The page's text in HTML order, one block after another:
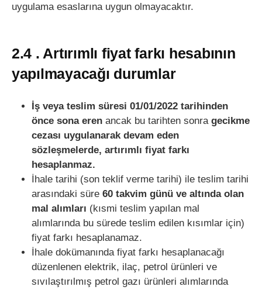
uygulama esaslarına uygun olmayacaktır.
2.4 . Artırımlı fiyat farkı hesabının
yapılmayacağı durumlar
İş veya teslim süresi 01/01/2022 tarihinden
önce sona erenancak bu tarihten sonra gecikme
cezası uygulanarak devam eden
sözleşmelerde, artırımlı fiyat farkı
hesaplanmaz.
İhale tarihi (son teklif verme tarihi) ile teslim tarihi
arasındaki süre 60 takvim günü ve altında olan
mal alımları (kısmi teslim yapılan mal
alımlarında bu sürede teslim edilen kısımlar için)
fiyat farkı hesaplanamaz.
İhale dokümanında fiyat farkı hesaplanacağı
düzenlenen elektrik, ilaç, petrol ürünleri ve
sıvılaştırılmış petrol gazı ürünleri alımlarında